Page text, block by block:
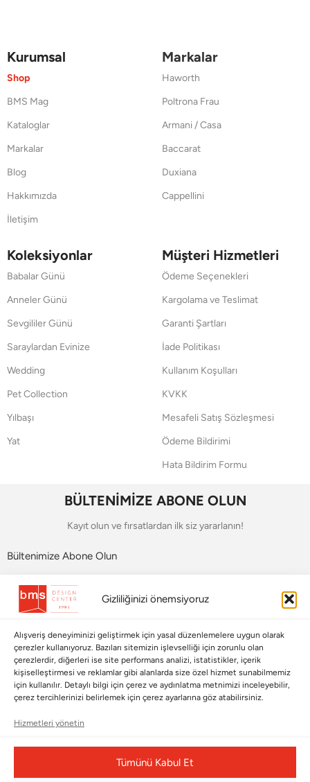
Gizliliğinizi önemsiyoruz
Alışveriş deneyiminizi geliştirmek için yasal düzenlemelere uygun olarak
çerezler kullanıyoruz. Bazıları sitemizin işlevselliği için zorunlu olan
çerezlerdir, diğerleri ise site performans analizi, istatistikler, içerik
kişiselleştirmesi ve reklamlar gibi alanlarda size özel hizmet sunabilmemiz
için kullanılır. Detaylı bilgi için çerez ve aydınlatma metnimizi inceleyebilir,
çerez tercihlerinizi belirlemek için çerez ayarlarına göz atabilirsiniz.
Hizmetleri yönetin
Tümünü Kabul Et
Kurumsal
Shop
BMS Mag
Kataloglar
Markalar
Blog
Hakkımızda
İletişim
Markalar
Haworth
Poltrona Frau
Armani / Casa
Baccarat
Duxiana
Cappellini
Koleksiyonlar
Babalar Günü
Anneler Günü
Sevgililer Günü
Saraylardan Evinize
Wedding
Pet Collection
Yılbaşı
Yat
Müşteri Hizmetleri
Ödeme Seçenekleri
Kargolama ve Teslimat
Garanti Şartları
İade Politikası
Kullanım Koşulları
KVKK
Mesafeli Satış Sözleşmesi
Ödeme Bildirimi
Hata Bildirim Formu
BÜLTENİMİZE ABONE OLUN
Kayıt olun ve fırsatlardan ilk siz yararlanın!
Bültenimize Abone Olun